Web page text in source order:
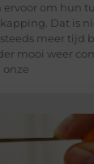
om hun
Dat is
meer tijd
mooi weer